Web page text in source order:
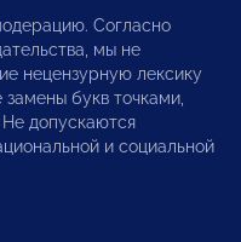
Согласно
мы не
нецензурную лексику
букв точками,
допускаются
и социальной